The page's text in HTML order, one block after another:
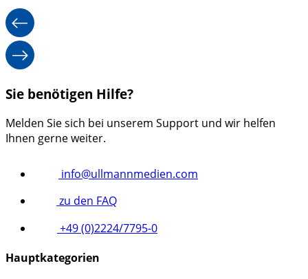
Sie benötigen Hilfe?
Melden Sie sich bei unserem Support und wir helfen
Ihnen gerne weiter.
info@ullmannmedien.com
zu den FAQ
+49 (0)2224/7795-0
Hauptkategorien